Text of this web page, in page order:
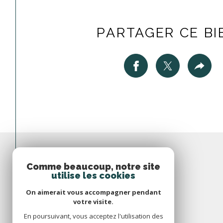
PARTAGER CE
Comme beaucoup, notre site
utilise les cookies
On aimerait vous accompagner pendant
votre visite.
En poursuivant, vous acceptez l'utilisation des